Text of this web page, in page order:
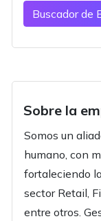
Buscador de
Sobre la
Somos un
humano, con
fortaleciendo
sector Retail,
entre otros.